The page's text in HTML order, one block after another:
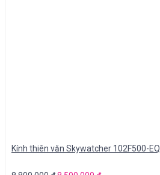
Kính thiên văn Skywatcher 102F500-EQ